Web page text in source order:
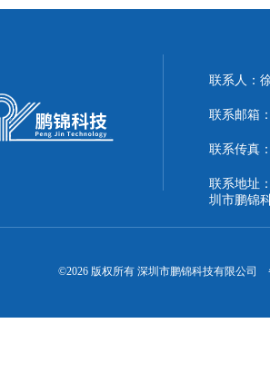
联系人：
联系邮箱
联系传真
联系地址
圳市鹏锦
©2026 版权所有 深圳市鹏锦科技有限公司